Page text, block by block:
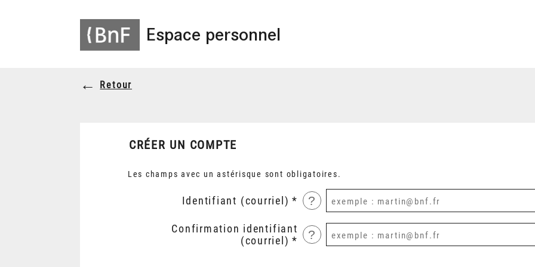
Espace personnel
Retour
CRÉER UN COMPTE
Les champs avec un astérisque sont obligatoires.
Identifiant (courriel) ?
Confirmation identifiant
(courriel)
?